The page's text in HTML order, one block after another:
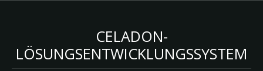
CELADON-
LÖSUNGSENTWICKLUNGSSYSTEM